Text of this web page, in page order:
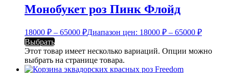
Монобукет роз Пинк Флойд
18000 ₽ – 65000 ₽Диапазон цен: 18000 ₽ – 65000 ₽
Выбрать
Этот товар имеет несколько вариаций. Опции можно
выбрать на странице товара.